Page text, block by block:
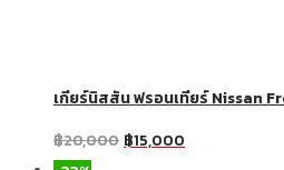
เกียร์นิสสัน ฟรอนเทียร์ Nissan
฿20,000 ฿15,000